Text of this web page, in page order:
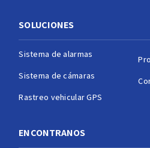
SOLUCIONES
Sistema de alarmas
Sistema de cámaras
Rastreo vehicular GPS
ENCONTRANOS